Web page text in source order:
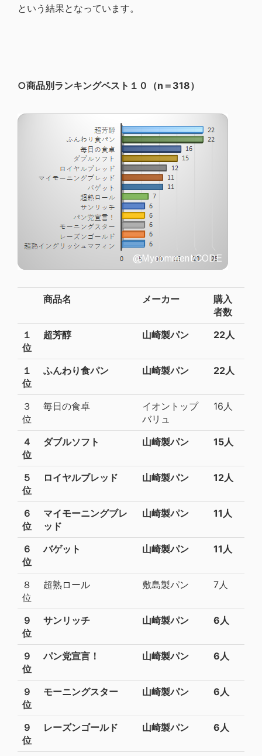
という結果となっています。
○商品別ランキングベスト１０（n＝318）
商品名 メーカー
購入
者数
１
位
超芳醇 山崎製パン 22人
１
位
ふんわり食パン 山崎製パン 22人
３
位
毎日の食卓
イオントップ
バリュ
16人
４
位
ダブルソフト 山崎製パン 15人
５
位
ロイヤルブレッド 山崎製パン 12人
６
位
マイモーニングブレ
ッド
山崎製パン 11人
６
位
バゲット 山崎製パン 11人
８
位
超熟ロール 敷島製パン 7人
９
位
サンリッチ 山崎製パン 6人
９
位
パン党宣言！ 山崎製パン 6人
９
位
モーニングスター 山崎製パン 6人
９
位
レーズンゴールド 山崎製パン 6人